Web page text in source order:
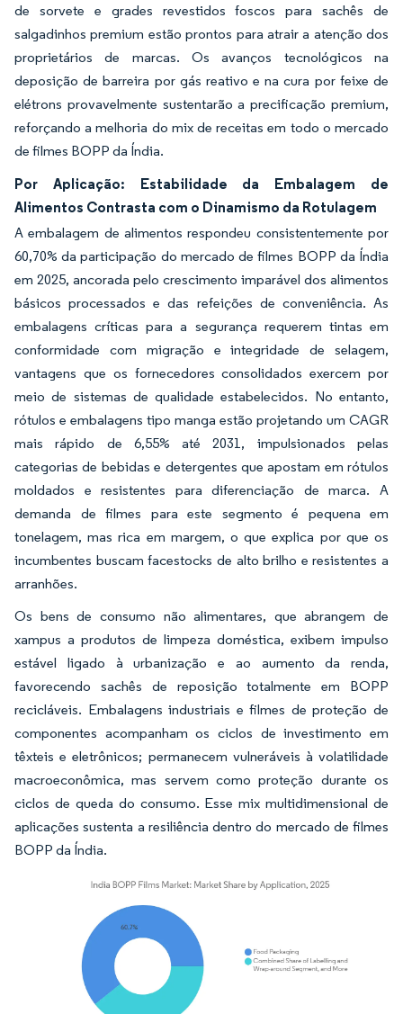
de sorvete e grades revestidos foscos para sachês de
salgadinhos premium estão prontos para atrair a atenção dos
proprietários de marcas. Os avanços tecnológicos na
deposição de barreira por gás reativo e na cura por feixe de
elétrons provavelmente sustentarão a precificação premium,
reforçando a melhoria do mix de receitas em todo o mercado
de filmes BOPP da Índia.
Por Aplicação: Estabilidade da Embalagem de
Alimentos Contrasta com o Dinamismo da Rotulagem
A embalagem de alimentos respondeu consistentemente por
60,70% da participação do mercado de filmes BOPP da Índia
em 2025, ancorada pelo crescimento imparável dos alimentos
básicos processados e das refeições de conveniência. As
embalagens críticas para a segurança requerem tintas em
conformidade com migração e integridade de selagem,
vantagens que os fornecedores consolidados exercem por
meio de sistemas de qualidade estabelecidos. No entanto,
rótulos e embalagens tipo manga estão projetando um CAGR
mais rápido de 6,55% até 2031, impulsionados pelas
categorias de bebidas e detergentes que apostam em rótulos
moldados e resistentes para diferenciação de marca. A
demanda de filmes para este segmento é pequena em
tonelagem, mas rica em margem, o que explica por que os
incumbentes buscam facestocks de alto brilho e resistentes a
arranhões.
Os bens de consumo não alimentares, que abrangem de
xampus a produtos de limpeza doméstica, exibem impulso
estável ligado à urbanização e ao aumento da renda,
favorecendo sachês de reposição totalmente em BOPP
recicláveis. Embalagens industriais e filmes de proteção de
componentes acompanham os ciclos de investimento em
têxteis e eletrônicos; permanecem vulneráveis à volatilidade
macroeconômica, mas servem como proteção durante os
ciclos de queda do consumo. Esse mix multidimensional de
aplicações sustenta a resiliência dentro do mercado de filmes
BOPP da Índia.